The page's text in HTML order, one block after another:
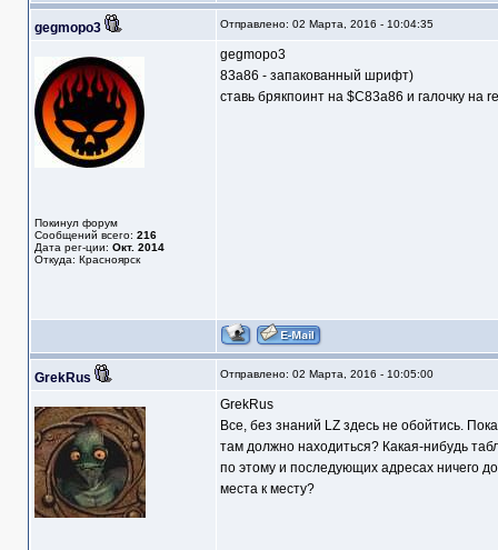
gegmopo3 Отправлено: 02 Марта, 2016 - 10:04:35
Покинул форум
Сообщений всего: 216
Дата рег-ции: Окт. 2014
Откуда: Красноярск
gegmopo3
83a86 - запакованный шрифт)
ставь брякпоинт на $C83a86 и галочку на
GrekRus Отправлено: 02 Марта, 2016 - 10:05:00
GrekRus
Все, без знаний LZ здесь не обойтись.
там должно находиться? Какая-нибудь
по этому и последующих адресах ничего
места к месту?